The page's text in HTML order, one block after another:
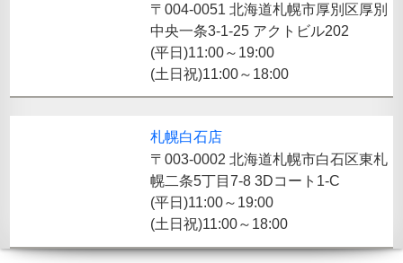
〒004-0051 北海道札幌市厚別区厚別
中央一条3-1-25 アクトビル202
(平日)11:00～19:00
(土日祝)11:00～18:00
札幌白石店
〒003-0002 北海道札幌市白石区東札
幌二条5丁目7-8 3Dコート1-C
(平日)11:00～19:00
(土日祝)11:00～18:00